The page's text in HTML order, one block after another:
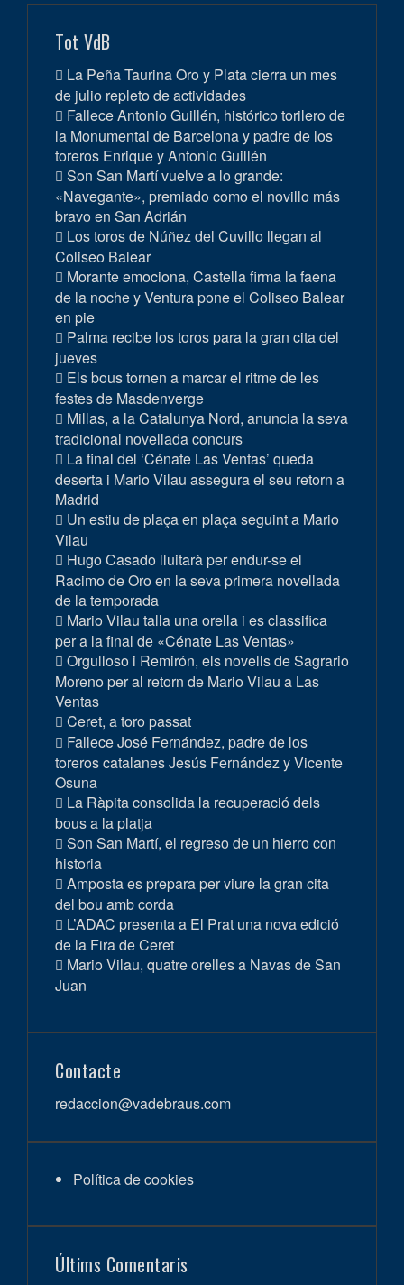
Tot VdB
La Peña Taurina Oro y Plata cierra un mes
de julio repleto de actividades
Fallece Antonio Guillén, histórico torilero de
la Monumental de Barcelona y padre de los
toreros Enrique y Antonio Guillén
Son San Martí vuelve a lo grande:
«Navegante», premiado como el novillo más
bravo en San Adrián
Los toros de Núñez del Cuvillo llegan al
Coliseo Balear
Morante emociona, Castella firma la faena
de la noche y Ventura pone el Coliseo Balear
en pie
Palma recibe los toros para la gran cita del
jueves
Els bous tornen a marcar el ritme de les
festes de Masdenverge
Millas, a la Catalunya Nord, anuncia la seva
tradicional novellada concurs
La final del ‘Cénate Las Ventas’ queda
deserta i Mario Vilau assegura el seu retorn a
Madrid
Un estiu de plaça en plaça seguint a Mario
Vilau
Hugo Casado lluitarà per endur-se el
Racimo de Oro en la seva primera novellada
de la temporada
Mario Vilau talla una orella i es classifica
per a la final de «Cénate Las Ventas»
Orgulloso i Remirón, els novells de Sagrario
Moreno per al retorn de Mario Vilau a Las
Ventas
Ceret, a toro passat
Fallece José Fernández, padre de los
toreros catalanes Jesús Fernández y Vicente
Osuna
La Ràpita consolida la recuperació dels
bous a la platja
Son San Martí, el regreso de un hierro con
historia
Amposta es prepara per viure la gran cita
del bou amb corda
L’ADAC presenta a El Prat una nova edició
de la Fira de Ceret
Mario Vilau, quatre orelles a Navas de San
Juan
Contacte
redaccion@vadebraus.com
Política de cookies
Últims Comentaris